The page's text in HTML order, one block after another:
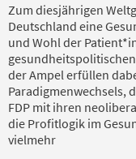
Zum diesjährigen
Deutschland eine
und Wohl der
der Ampel erfüllen
Paradigmenwechsels,
FDP mit ihren
die Profitlogik im
vielmehr